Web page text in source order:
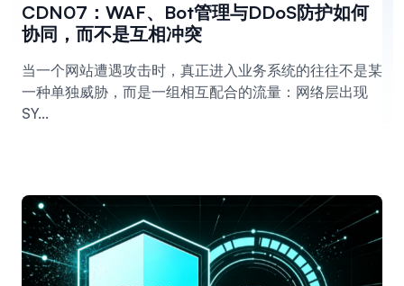
CDN07：WAF、Bot管理与DDoS防护如何
协同，而不是互相冲突
当一个网站遭遇攻击时，真正进入业务系统的往往不是某
一种单独威胁，而是一组相互配合的流量：网络层出现
SY...